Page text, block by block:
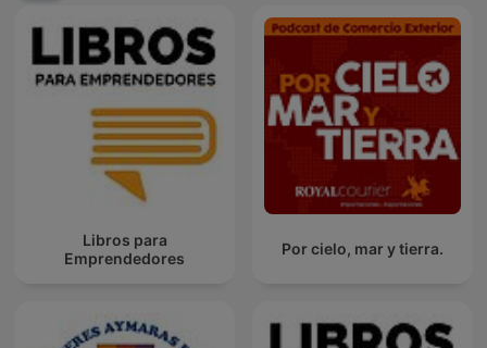
Libros para
Emprendedores
Por cielo, mar y tierra.